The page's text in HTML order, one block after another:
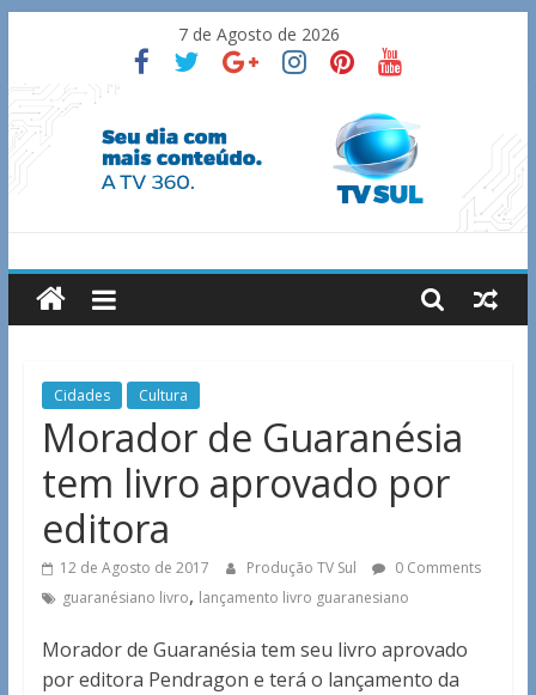
content
7 de Agosto de 2026
TV
Sul
Notícias
Guaxupé
região.
Cidades Cultura
Morador de Guaranésia
tem livro aprovado por
editora
12 de Agosto de 2017 Produção TV Sul
0 Comments
guaranésiano livro, lançamento livro guaranesiano
Morador de Guaranésia tem seu livro aprovado
por editora Pendragon e terá o lançamento da